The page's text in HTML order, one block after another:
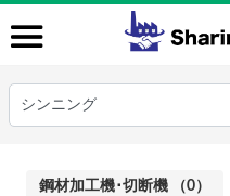
鋼材加工機･切断機 （0）